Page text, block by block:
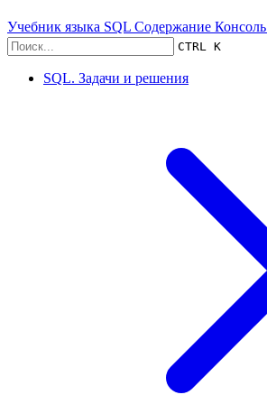
Учебник языка SQL Содержание Консоль
CTRL K
SQL. Задачи и решения